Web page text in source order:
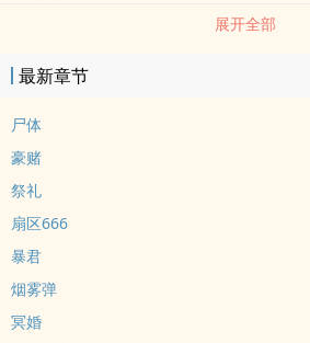
初的磨合期，适应良好的林小月不仅成功觉
的小小爱好，还在某次小丑的越狱中非常不
? ? ? 杀死小丑是有些别的原因，但最主要的
当”的小事，不值得引起任何人的关注，却
注视，还被院方莫名强制谴离了快乐老家阿
理庄园的好工作。不疑有他，只当是阿卡姆
关怀工作做得妥当，清洁女仆·林小月每日循
阿尔弗雷德的吩咐，兢兢业业的工作着。? ?
小月以为自己已经适应了新工作，一切尘埃
安稳的档口，某个阳光明媚的早晨，准备上
展开全部
最新章节
尸体
豪赌
祭礼
扇区666
暴君
烟雾弹
冥婚